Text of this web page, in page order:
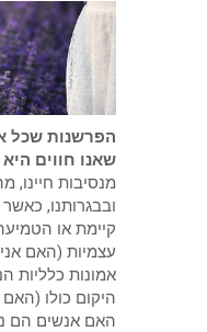
הפרשנות שכל
שאנו חווים
מנסיבות חיינו,
ובבגרותנו,
קיימת או
עצמיות (האם
אמונות כלליות
היקום כולו
האם אנשים הם